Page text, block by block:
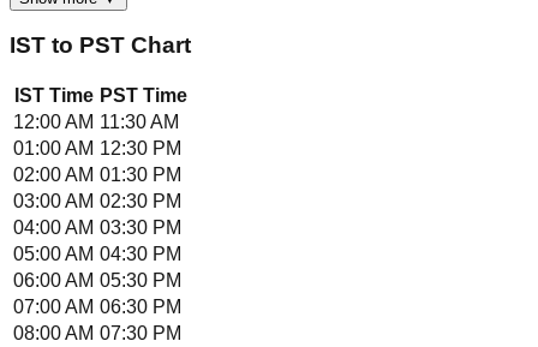
IST to PST Chart
IST Time PST Time
12:00 AM 11:30 AM
01:00 AM 12:30 PM
02:00 AM 01:30 PM
03:00 AM 02:30 PM
04:00 AM 03:30 PM
05:00 AM 04:30 PM
06:00 AM 05:30 PM
07:00 AM 06:30 PM
08:00 AM 07:30 PM